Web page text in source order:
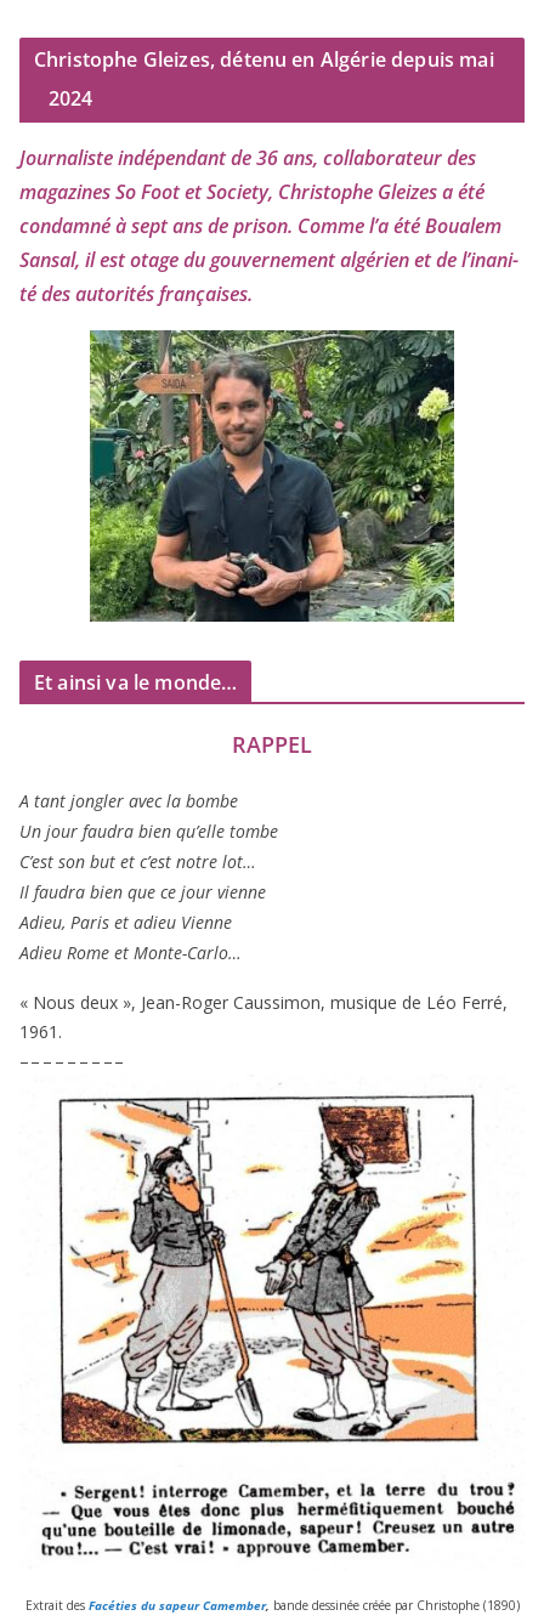
Christophe Gleizes, détenu en Algérie depuis mai
2024
Journaliste indé­pen­dant de36ans, col­la­bo­ra­teur des
maga­zines So Foot et Society, Christophe Gleizesa été
condam­né à sept ans de pri­son. Comme l’a été Boualem
Sansal, il est otage du gou­ver­ne­ment algé­rien et de l’i­na­ni­
té des auto­ri­tés françaises.
Et ainsi va le monde…
RAPPEL
A tant jon­gler avec la bombe
Un jour fau­dra bien qu’elle tombe
C’est son but et c’est notre lot…
Il fau­dra bien que ce jour vienne
Adieu, Paris et adieu Vienne
Adieu Rome et Monte-Carlo…
« Nous deux », Jean-Roger Caussimon, musique de Léo Ferré,
1961 .
– – – – – – – – –
Extrait desFacéties du sapeur Camember, bande des­si­née créée par Christophe (1890)